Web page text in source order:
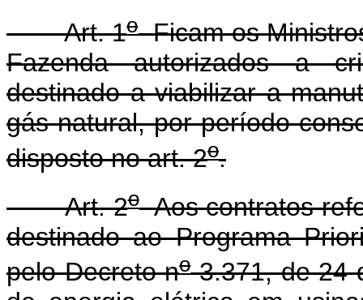
Art. 1oFicam os
Fazenda autorizados a
destinado a viabilizar a
gás natural, por período
disposto no art. 2o.
Art. 2oAos contratos
destinado ao Programa
pelo Decreto no3.371, de 24